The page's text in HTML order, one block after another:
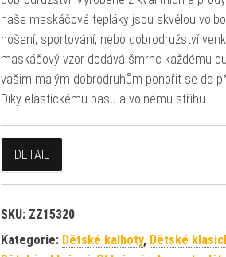
naše maskáčové tepláky jsou skvělou
nošení, sportování, nebo dobrodružství
maskáčový vzor dodává šmrnc každému
vašim malým dobrodruhům ponořit se do
Díky elastickému pasu a volnému střihu…
DETAIL
SKU: ZZ15320
Kategorie: Dětské kalhoty, Dětské